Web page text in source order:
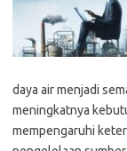
daya air menjadi
meningkatnya
mempengaruhi